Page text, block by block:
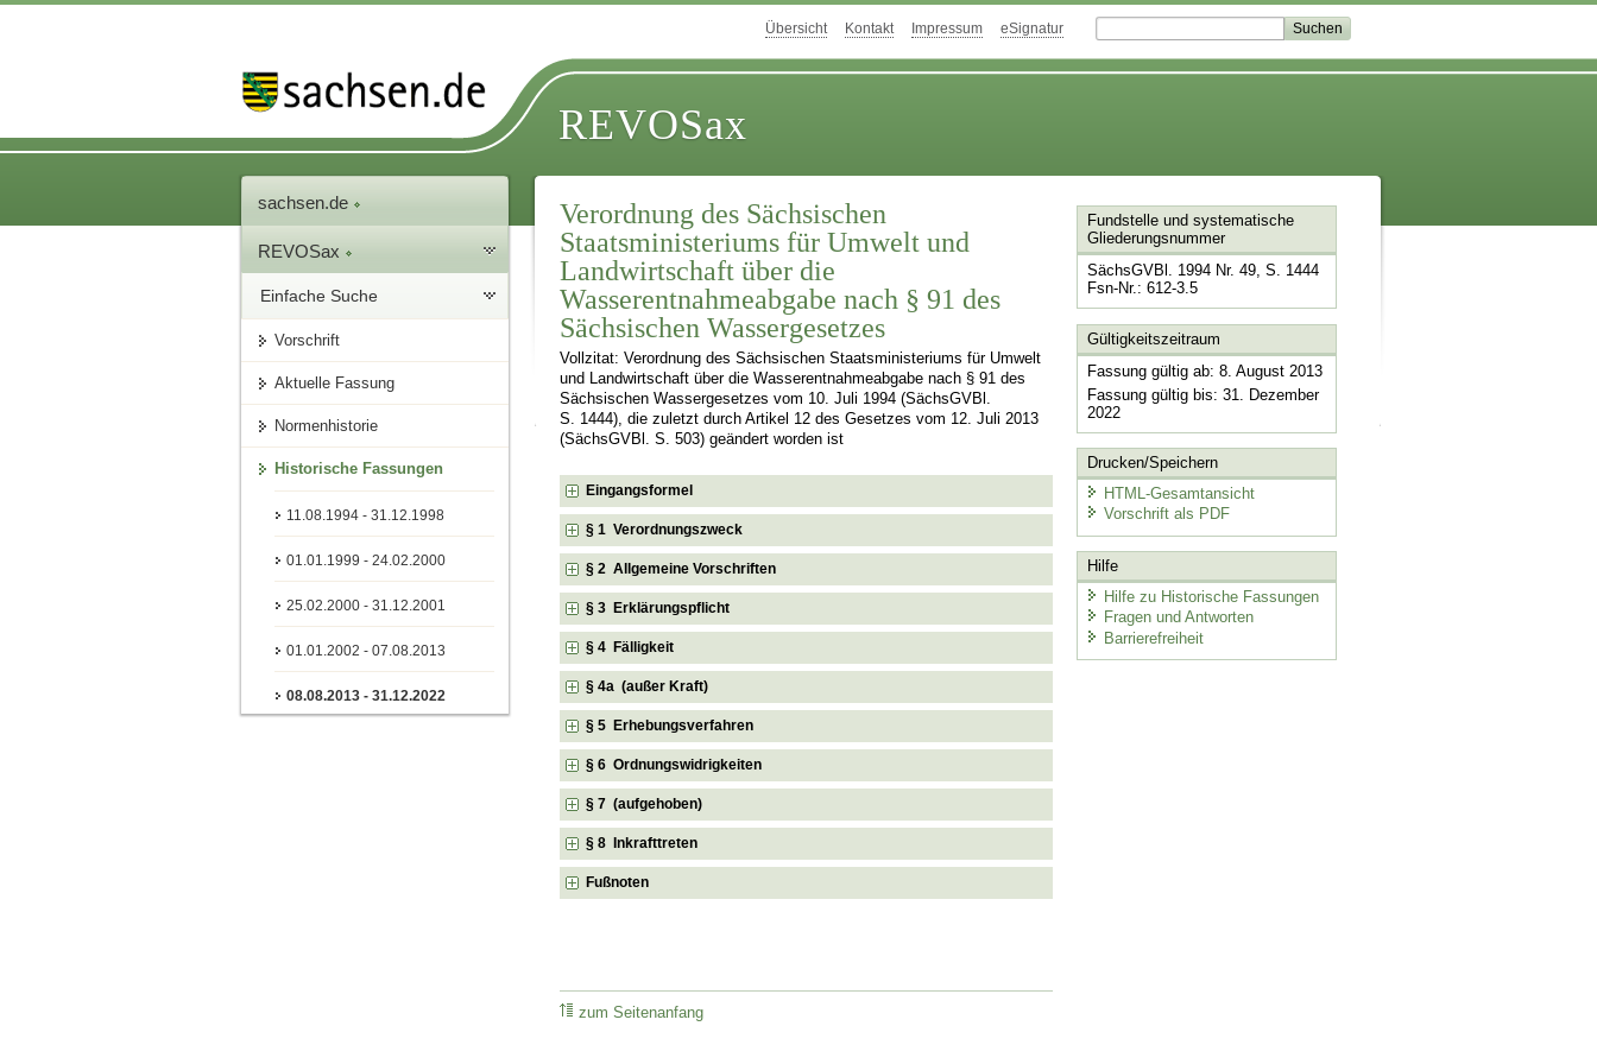
Übersicht Kontakt Impressum eSignatur
REVOSax
sachsen.de
REVOSax
Einfache Suche
Vorschrift
Aktuelle Fassung
Normenhistorie
Historische Fassungen
11.08.1994 - 31.12.1998
01.01.1999 - 24.02.2000
25.02.2000 - 31.12.2001
01.01.2002 - 07.08.2013
08.08.2013 - 31.12.2022
Verordnung des Sächsischen
Staatsministeriums für Umwelt und
Landwirtschaft über die
Wasserentnahmeabgabe nach § 91 des
Sächsischen Wassergesetzes
Vollzitat: Verordnung des Sächsischen Staatsministeriums für Umwelt
und Landwirtschaft über die Wasserentnahmeabgabe nach § 91 des
Sächsischen Wassergesetzes vom 10. Juli 1994 (SächsGVBl.
S. 1444), die zuletzt durch Artikel 12 des Gesetzes vom 12. Juli 2013
(SächsGVBl. S. 503) geändert worden ist
Eingangsformel
§ 1 Verordnungszweck
§ 2 Allgemeine Vorschriften
§ 3 Erklärungspflicht
§ 4 Fälligkeit
§ 4a (außer Kraft)
§ 5 Erhebungsverfahren
§ 6 Ordnungswidrigkeiten
§ 7 (aufgehoben)
§ 8 Inkrafttreten
Fußnoten
zum Seitenanfang
Fundstelle und systematische
Gliederungsnummer
SächsGVBl. 1994 Nr. 49, S. 1444
Fsn-Nr.: 612-3.5
Gültigkeitszeitraum
Fassung gültig ab: 8. August 2013
Fassung gültig bis: 31. Dezember
2022
Drucken/Speichern
HTML-Gesamtansicht
Vorschrift als PDF
Hilfe
Hilfe zu Historische Fassungen
Fragen und Antworten
Barrierefreiheit